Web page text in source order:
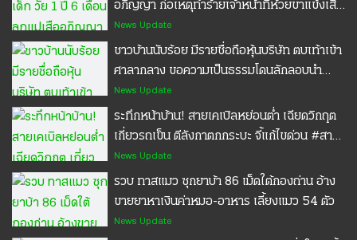
อภิญญา ก่อเหตุทำร้ายเจ้าหน้าที่ห้วยขาแข้งเสีย
ชีวิต ชี้สาเหตุทำไมเสือถึงทำร้ายมนุษย์ ยันยัง
ไม่ใช่เสือกินคน พร้อมเปิดมาตรการจัดการ ลูก
เสือที่ก่อเหตุ ตั้งกล้องสังเกตพฤติกรรม หากมี
แนวโน้มโจมตีเจ้าหน้าที่ซ้ำ ต้องจับปรับพฤติกรรม
#เสือโคร่ง #ห้วยขาแข้ง #เจ้าหน้าที่พิทักษ์ป่า
ห้วยขาแข้ง
News Update
ชาวบ้านนับร้อย มีรายชื่อถือหุ้นบริษัท ตบเท้าเข้า
ศาลากลาง ขอความเป็นธรรมโดนลักลอบนำ
เอกสารสำคัญไปใช้โดยไม่ได้รับอนุญาต ทำชวด
สิทธิ์บัตรสวัสดิการแห่งรัฐ
News Update
ระทึกหน้าบ้าน! สายเคเบิลหย่อนต่ำ เฉียดวิกฤต
เกี่ยวรถเข็น ตีลังกาตกกระบะ จี้แก้ไขด่วน #สาย
ไฟ #สายเคเบิล #สายอินเทอร์เน็ต #เตือนภัย
#POPPU
News Update
รวบ ทาสแมว ซุกยาบ้า 86 เม็ดใต้กองถ่าน อ้าง
ขายยาหาเงินค่าหมอ-อาหาร เลี้ยงแมว 54 ตัว
News Update